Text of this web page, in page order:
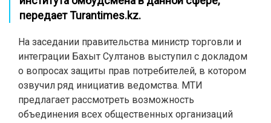
передаетTurantimes.kz.
На заседании правительства министр торговли и
интеграции Бахыт Султанов выступил с докладом
о вопросах защиты прав потребителей, в котором
озвучил ряд инициатив ведомства. МТИ
предлагает рассмотреть возможность
объединения всех общественных организаций